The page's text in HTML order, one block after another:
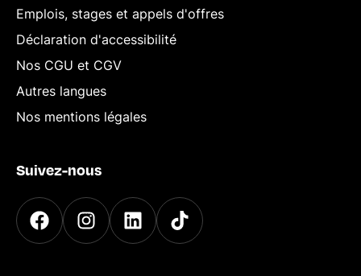
Emplois, stages et appels d'offres
Déclaration d'accessibilité
Nos CGU et CGV
Autres langues
Nos mentions légales
Suivez-nous